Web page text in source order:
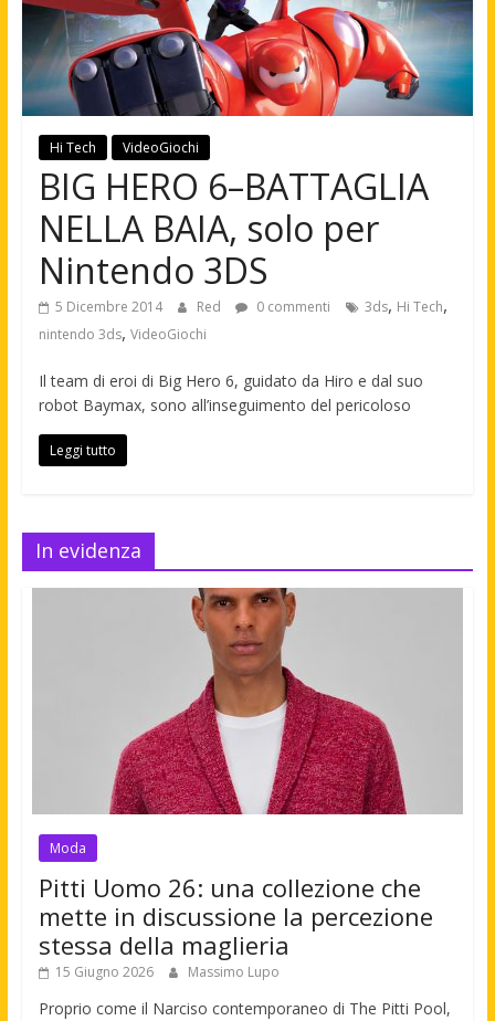
Hi Tech VideoGiochi
BIG HERO 6–BATTAGLIA
NELLA BAIA, solo per
Nintendo 3DS
5 Dicembre 2014 Red 0 commenti 3ds, Hi Tech,
nintendo 3ds, VideoGiochi
Il team di eroi di Big Hero 6, guidato da Hiro e dal suo
robot Baymax, sono all’inseguimento del pericoloso
Leggi tutto
In evidenza
Moda
Pitti Uomo 26: una collezione che
mette in discussione la percezione
stessa della maglieria
15 Giugno 2026 Massimo Lupo
Proprio come il Narciso contemporaneo di The Pitti Pool,